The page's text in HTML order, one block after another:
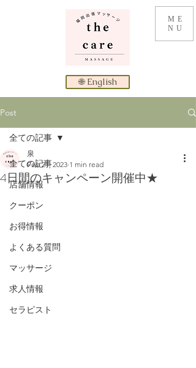
ME
NU
🌐 English
Post
全ての記事
店舗情報
クーポン
お得情報
よくある質問
マッサージ
求人情報
セラピスト
全ての記事
4日間のキャンペーン開催中★
泉
Feb 21, 2023 1 min read